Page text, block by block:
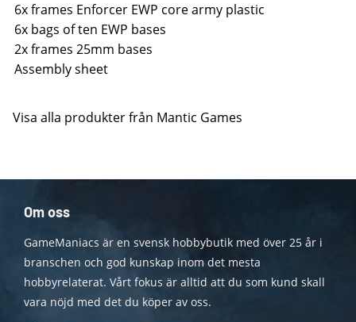
6x frames Enforcer EWP core army plastic
6x bags of ten EWP bases
2x frames 25mm bases
Assembly sheet
Visa alla produkter från Mantic Games
Om oss
GameManiacs är en svensk hobbybutik med över 25 år i
branschen och god kunskap inom det mesta
hobbyrelaterat. Vårt fokus är alltid att du som kund skall
vara nöjd med det du köper av oss.